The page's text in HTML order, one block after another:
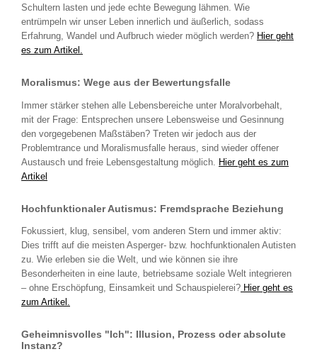
Schultern lasten und jede echte Bewegung lähmen. Wie
entrümpeln wir unser Leben innerlich und äußerlich, sodass
Erfahrung, Wandel und Aufbruch wieder möglich werden? Hier geht
es zum Artikel.
Moralismus: Wege aus der Bewertungsfalle
Immer stärker stehen alle Lebensbereiche unter Moralvorbehalt,
mit der Frage: Entsprechen unsere Lebensweise und Gesinnung
den vorgegebenen Maßstäben? Treten wir jedoch aus der
Problemtrance und Moralismusfalle heraus, sind wieder offener
Austausch und freie Lebensgestaltung möglich. Hier geht es zum
Artikel
Hochfunktionaler Autismus: Fremdsprache Beziehung
Fokussiert, klug, sensibel, vom anderen Stern und immer aktiv:
Dies trifft auf die meisten Asperger- bzw. hochfunktionalen Autisten
zu. Wie erleben sie die Welt, und wie können sie ihre
Besonderheiten in eine laute, betriebsame soziale Welt integrieren
– ohne Erschöpfung, Einsamkeit und Schauspielerei? Hier geht es
zum Artikel.
Geheimnisvolles "Ich": Illusion, Prozess oder absolute
Instanz?